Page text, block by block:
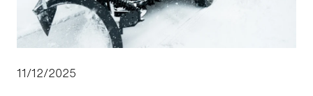
11/12/2025